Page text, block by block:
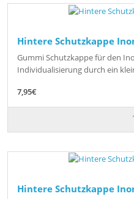
Hintere Schutzkappe
Gummi Schutzkappe für den
Individualisierung durch ein
7,95€
Hintere Schutzkappe